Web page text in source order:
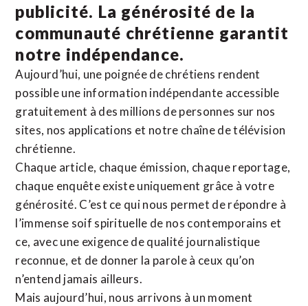
publicité. La générosité de la
communauté chrétienne garantit
notre indépendance.
Aujourd’hui, une poignée de chrétiens rendent
possible une information indépendante accessible
gratuitement à des millions de personnes sur nos
sites, nos applications et notre chaîne de télévision
chrétienne.
Chaque article, chaque émission, chaque reportage,
chaque enquête existe uniquement grâce à votre
générosité. C’est ce qui nous permet de répondre à
l’immense soif spirituelle de nos contemporains et
ce, avec une exigence de qualité journalistique
reconnue, et de donner la parole à ceux qu’on
n’entend jamais ailleurs.
Mais aujourd’hui, nous arrivons à un moment